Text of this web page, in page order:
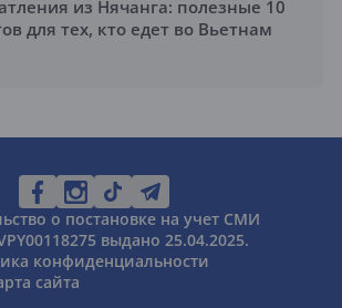
из Нячанга: полезные 10
для тех, кто едет во Вьетнам
о постановке на учет СМИ
выдано 25.04.2025.
конфиденциальности
сайта